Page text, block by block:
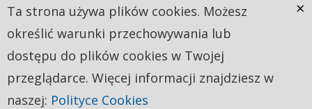
Ta strona używa plików cookies. Możesz
określić warunki przechowywania lub
dostępu do plików cookies w Twojej
przeglądarce. Więcej informacji znajdziesz w
naszej: Polityce Cookies
×